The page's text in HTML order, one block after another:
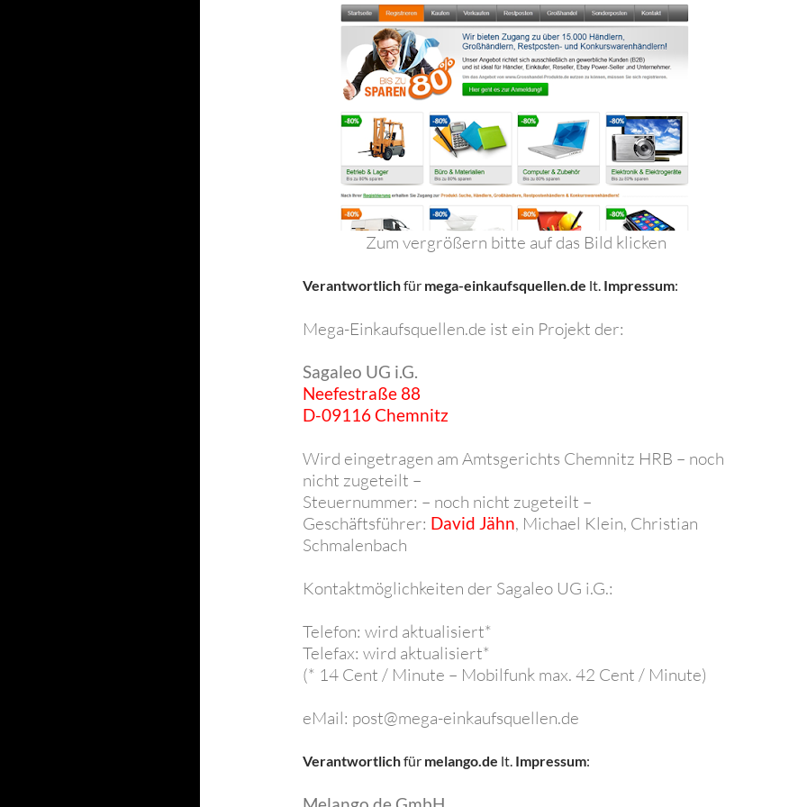
Zum vergrößern bitte auf das Bild klicken
Verantwortlichfür mega-einkaufsquellen.de lt. Impressum:
Mega-Einkaufsquellen.de ist ein Projekt der:
Sagaleo UG i.G.
Neefestraße 88
D-09116 Chemnitz
Wird eingetragen am Amtsgerichts Chemnitz HRB – noch
nicht zugeteilt –
Steuernummer: – noch nicht zugeteilt –
Geschäftsführer: David Jähn, Michael Klein, Christian
Schmalenbach
Kontaktmöglichkeiten der Sagaleo UG i.G.:
Telefon: wird aktualisiert*
Telefax: wird aktualisiert*
(* 14 Cent / Minute – Mobilfunk max. 42 Cent / Minute)
eMail: post@mega-einkaufsquellen.de
Verantwortlichfür melango.de lt. Impressum: